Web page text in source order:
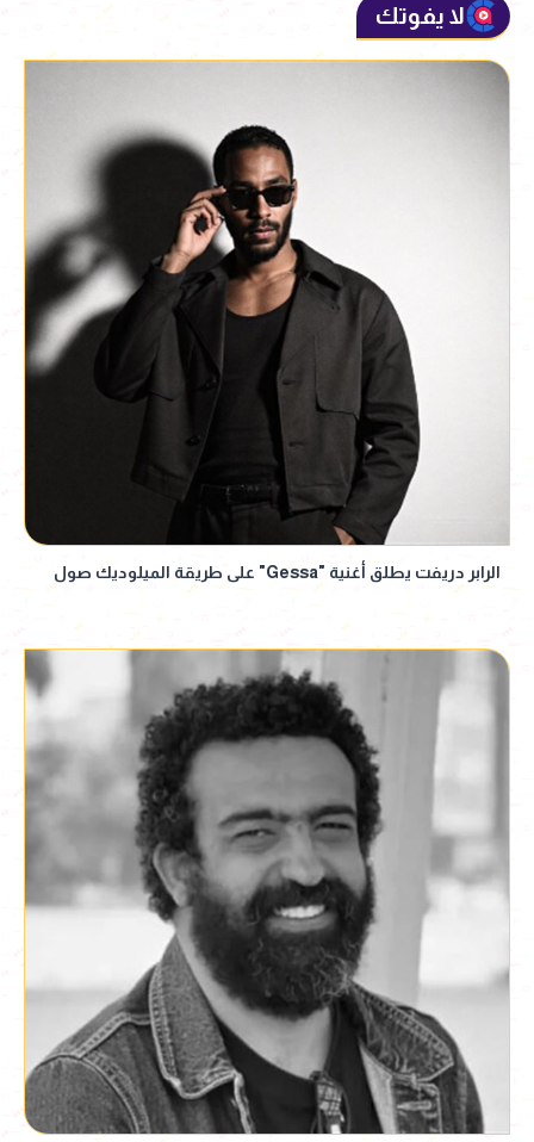
لا يفوتك
الرابر دريفت يطلق أغنية "Gessa" على طريقة الميلوديك صول